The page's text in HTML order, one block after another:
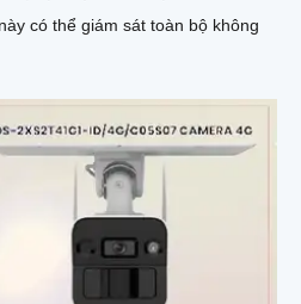
có thể giám sát toàn bộ không